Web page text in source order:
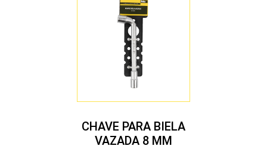
CHAVE PARA BIELA
VAZADA 8 MM